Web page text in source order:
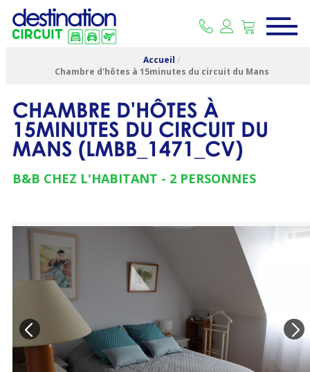
Accueil /
Chambre d'hôtes à 15minutes du circuit du Mans
CHAMBRE D'HÔTES À
15MINUTES DU CIRCUIT DU
MANS (LMBB_1471_CV)
B&B CHEZ L'HABITANT 2 PERSONNES